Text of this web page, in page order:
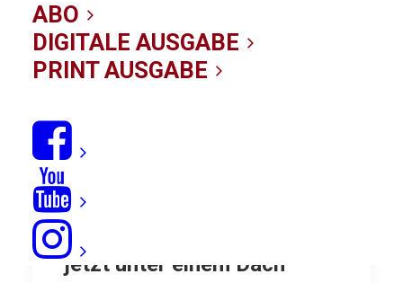
ABO
DIGITALE AUSGABE
PRINT AUSGABE
Cabrinha und Dakine ab
jetzt unter einem Dach